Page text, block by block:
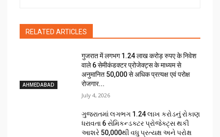
RELATED ARTICLES
AHMEDABAD
गुजरात में लगभग 1.24 लाख करोड़ रुपए के निवेश
वाले 6 सेमीकंडक्टर प्रोजेक्ट्स के माध्यम से
अनुमानित 50,000 से अधिक प्रत्यक्ष एवं परोक्ष
रोजगार...
July 4, 2026
ગુજરાતમાં લગભગ ₹1.24 લાખ કરોડનું રોકાણ
ધરાવતા 6 સેમિકન્ડક્ટર પ્રોજેક્ટ્સ થકી
આશરે 50,000થી વધુ પ્રત્યક્ષ અને પરોક્ષ